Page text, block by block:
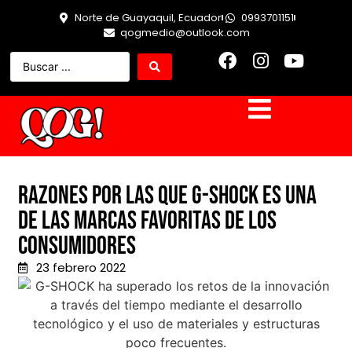
Norte de Guayaquil, Ecuador
0993701151
qogmedio@outlook.com
Razones por las que G-SHOCK es una
de las marcas favoritas de los
consumidores
23 febrero 2022